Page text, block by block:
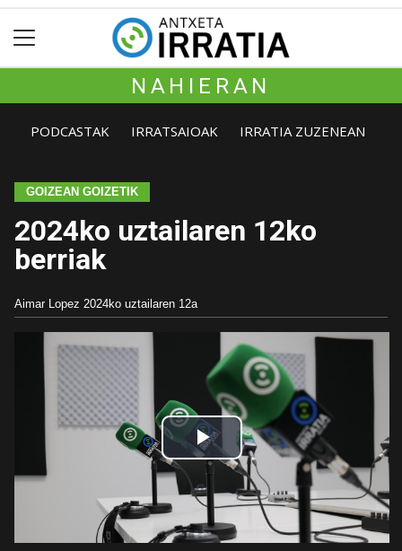
NAHIERAN
PODCASTAK IRRATSAIOAK IRRATIA ZUZENEAN
GOIZEAN GOIZETIK
2024ko uztailaren 12ko
berriak
Aimar Lopez 2024ko uztailaren 12a